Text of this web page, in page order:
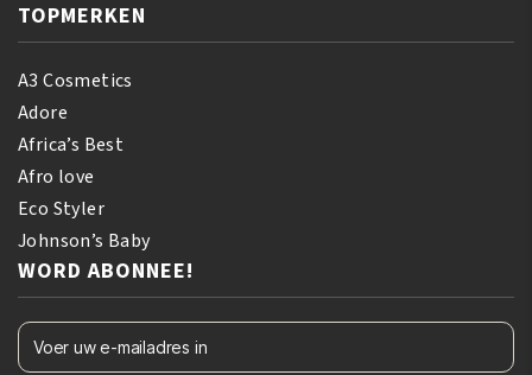
TOPMERKEN
A3 Cosmetics
Adore
Africa’s Best
Afro love
Eco Styler
Johnson’s Baby
WORD ABONNEE!